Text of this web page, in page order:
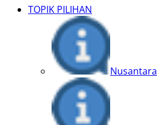
TOPIK PILIHAN
Nusantara